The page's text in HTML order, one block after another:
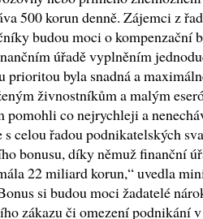
500 korun denně. Zájemci z
budou moci o kompenzační
úřadě vyplněním
prioritou byla snadná a
živnostníkům a malým
pomohli co nejrychleji a
s celou řadou podnikatelských
bonusu, díky němuž finanční
22 miliard korun,“ uvedla
si budou moci žadatelé
zákazu či omezení podnikání